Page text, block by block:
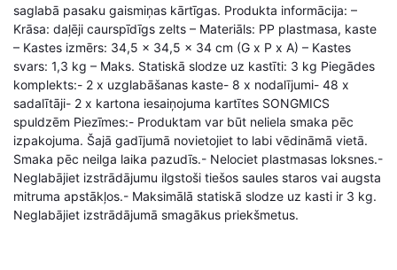
saglabā pasaku gaismiņas kārtīgas. Produkta informācija: –
Krāsa: daļēji caurspīdīgs zelts – Materiāls: PP plastmasa, kaste
– Kastes izmērs: 34,5 x 34,5 x 34 cm (G x P x A) – Kastes
svars: 1,3 kg – Maks. Statiskā slodze uz kastīti: 3 kg Piegādes
komplekts:- 2 x uzglabāšanas kaste- 8 x nodalījumi- 48 x
sadalītāji- 2 x kartona iesaiņojuma kartītes SONGMICS
spuldzēm Piezīmes:- Produktam var būt neliela smaka pēc
izpakojuma. Šajā gadījumā novietojiet to labi vēdināmā vietā.
Smaka pēc neilga laika pazudīs.- Nelociet plastmasas loksnes.-
Neglabājiet izstrādājumu ilgstoši tiešos saules staros vai augsta
mitruma apstākļos.- Maksimālā statiskā slodze uz kasti ir 3 kg.
Neglabājiet izstrādājumā smagākus priekšmetus.